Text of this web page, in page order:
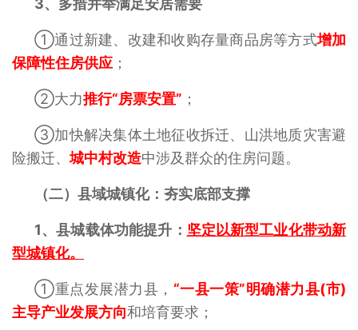
3、 多措并举满足安居需要‌
①通过新建、改建和收购存量商品房等方式增加
保障性住房供应 ；
②大力推行“房票安置” ；
③加快解决集体土地征收拆迁、山洪地质灾害避
险搬迁、城中村改造中涉及群众的住房问题。
（二）县域城镇化：夯实底部支撑
1、县城载体功能提升‌： 坚定以新型工业化带动新
型城镇化。
①重点发展潜力县， “一县一策”明确潜力县(市)
主导产业发展方向和培育要求；